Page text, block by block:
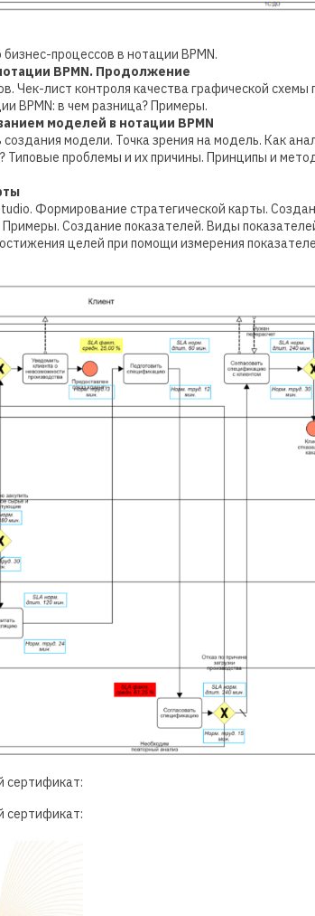
процессов в нотации BPMN.
BPMN. Продолжение
Чек-лист контроля качества графической схемы
BPMN: в чем разница? Примеры.
моделей в нотации BPMN
модели. Точка зрения на модель. Как
Типовые проблемы и их причины. Принципы и
Формирование стратегической карты.
Создание показателей. Виды
целей при помощи измерения
сертификат:
сертификат: